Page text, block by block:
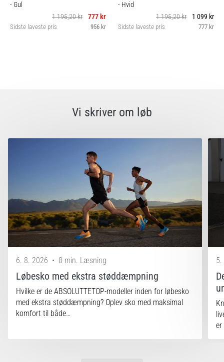
- Gul
1 195,20 kr
777 kr
Sidste laveste pris 956 kr
- Hvid
1 195,20 kr
1 099 kr
Sidste laveste pris 777 kr
Vi skriver om løb
6. 8. 2026 • 8 min. Læsning
Løbesko med ekstra støddæmpning
Hvilke er de ABSOLUTTETOP-modeller inden for løbesko
med ekstra støddæmpning? Oplev sko med maksimal
komfort til både…
5.